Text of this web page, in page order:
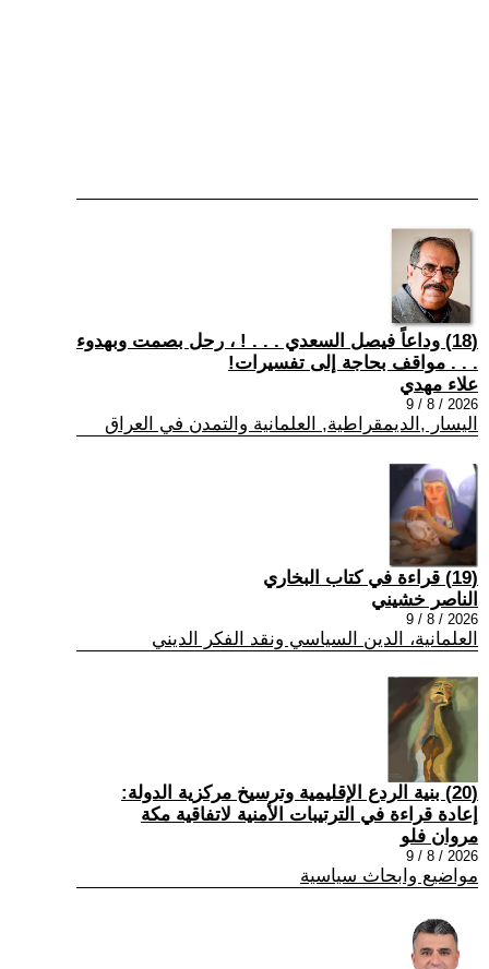
(18) وداعاً فيصل السعدي . . . ! ، رحل بصمت وبهدوء
. . . مواقف بحاجة إلى تفسيرات!
علاء مهدي
2026 / 8 / 9
اليسار ,الديمقراطية, العلمانية والتمدن في العراق
(19) قراءة في كتاب البخاري
الناصر خشيني
2026 / 8 / 9
العلمانية، الدين السياسي ونقد الفكر الديني
(20) بنية الردع الإقليمية وترسيخ مركزية الدولة:
إعادة قراءة في الترتيبات الأمنية لاتفاقية مكة
مروان فلو
2026 / 8 / 9
مواضيع وابحاث سياسية